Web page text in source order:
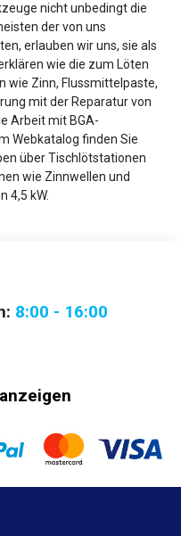
nicht unbedingt die
der von uns
erlauben wir uns, sie als
wie die zum Löten
wie Zinn, Flussmittelpaste,
mit der Reparatur von
Arbeit mit BGA-
Webkatalog finden Sie
über Tischlötstationen
wie Zinnwellen und
4,5 kW.
8:00 - 16:00